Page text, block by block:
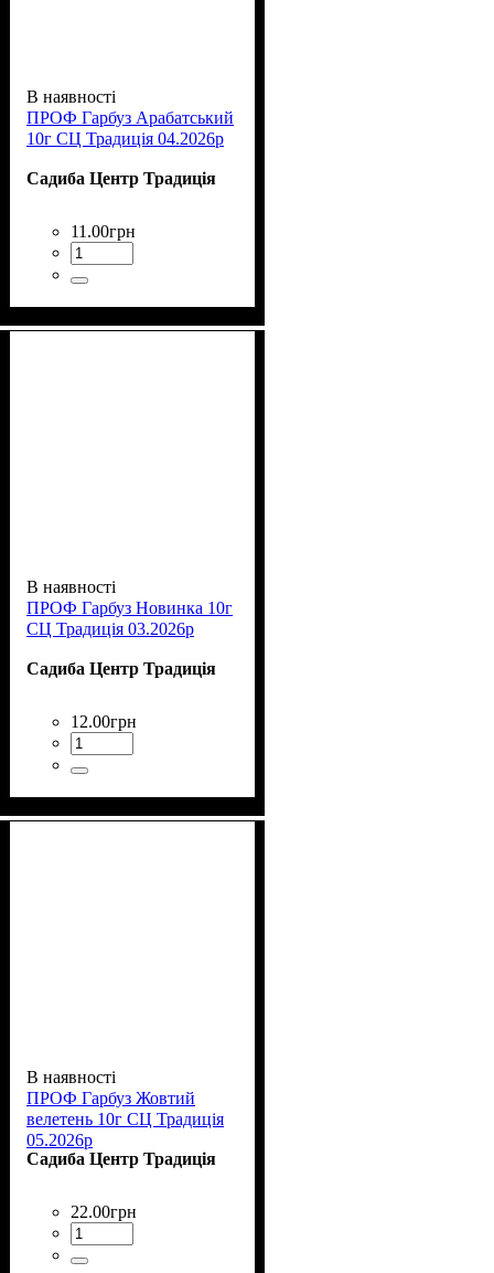
В наявності
ПРОФ Гарбуз Арабатський
10г СЦ Традиція 04.2026р
Садиба Центр Традиція
11 .00грн
В наявності
ПРОФ Гарбуз Новинка 10г
СЦ Традиція 03.2026р
Садиба Центр Традиція
12.00грн
В наявності
ПРОФ Гарбуз Жовтий
велетень 10г СЦ Традиція
05.2026р
Садиба Центр Традиція
22.00грн